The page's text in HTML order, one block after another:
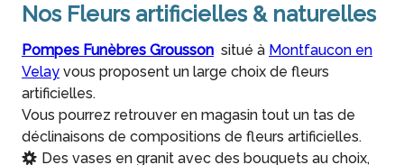
Nos Fleurs artificielles & naturelles
Pompes Funèbres Grousson situé à Montfaucon en
Velay vous proposent un large choix de fleurs
artificielles.
Vous pourrez retrouver en magasin tout un tas de
déclinaisons de compositions de fleurs artificielles.
Des vases en granit avec des bouquets au choix,